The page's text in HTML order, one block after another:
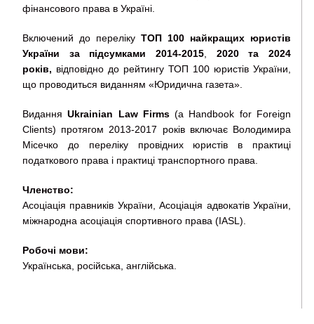
фінансового права в Україні.
Включений до переліку ТОП 100 найкращих юристів
України за підсумками 2014-2015
2020 та 2024
років, відповідно до рейтингу ТОП 100 юристів України,
що проводиться виданням «Юридична газета».
ВиданняUkrainian Law Firms(a Handbook for Foreign
Clients) протягом 2013-2017 років включає Володимира
Місечко до переліку провідних юристів в практиці
податкового права і практиці транспортного права.
Членство:
Асоціація правників України, Асоціація адвокатів України,
міжнародна асоціація спортивного права (IASL).
Робочі мови:
Українська, російська, англійська.